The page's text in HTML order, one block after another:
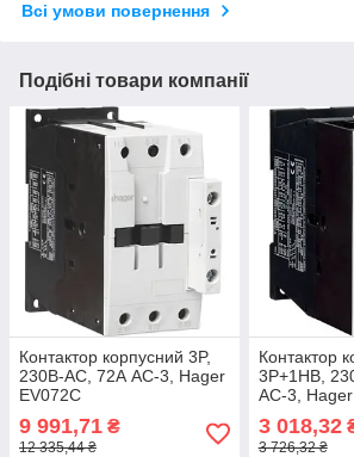
Всі умови повернення
Подібні товари компанії
Контактор корпусний 3P,
230В-АС, 72А AC-3, Hager
EV072C
9 991,71 ₴
12 335,44 ₴
Контактор
3P+1НВ,
AC-3,
3 018,32
3 726,32 ₴